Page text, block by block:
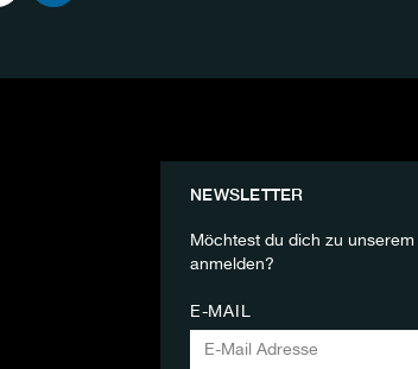
NEWSLETTER
Möchtest du dich zu unserem
anmelden?
E-MAIL